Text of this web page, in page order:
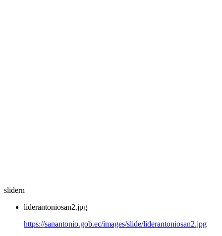
slidern
liderantoniosan2.jpg
https://sanantonio.gob.ec/images/slide/liderantoniosan2.jpg